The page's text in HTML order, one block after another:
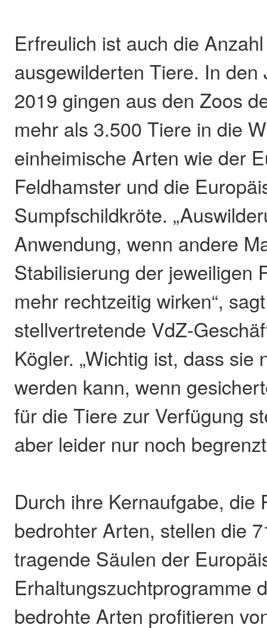
Erfreulich ist auch die
ausgewilderten Tiere. In den
2019 gingen aus den Zoos
mehr als 3.500 Tiere in die
einheimische Arten wie der
Feldhamster und die
Sumpfschildkröte.
Anwendung, wenn andere
Stabilisierung der jeweiligen
mehr rechtzeitig wirken“,
stellvertretende VdZ-
Kögler. „Wichtig ist, dass sie
werden kann, wenn
für die Tiere zur Verfügung
aber leider nur noch
Durch ihre Kernaufgabe, die
bedrohter Arten, stellen die
tragende Säulen der
Erhaltungszuchtprogramme
bedrohte Arten profitieren